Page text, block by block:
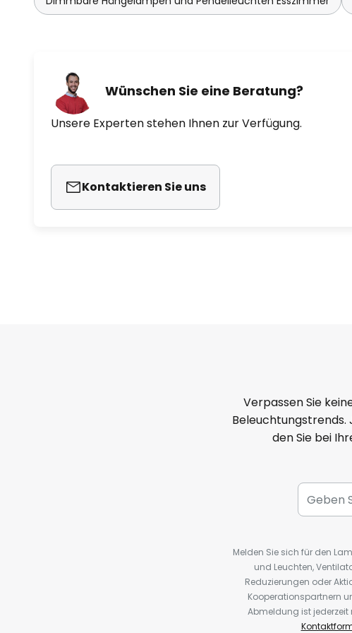
Wünschen Sie eine Beratung?
Unsere Experten stehen Ihnen zur Verfügung.
Kontaktieren Sie uns
Verpassen Sie
Beleuchtungstrends.
den Sie bei
Melden Sie sich für den
und Leuchten,
Reduzierungen oder
Kooperationspartnern
Abmeldung ist jederzeit